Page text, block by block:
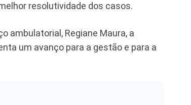
resolutividade dos casos.
ambulatorial, Regiane Maura, a
um avanço para a gestão e para a